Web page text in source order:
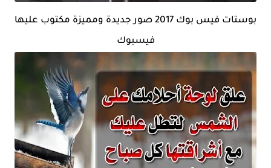
بوستات فيس بوك 2017 صور جديدة ومميزة مكتوب عليها
فيسبوك